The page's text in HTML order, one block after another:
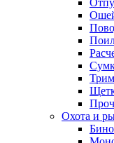
Охота и